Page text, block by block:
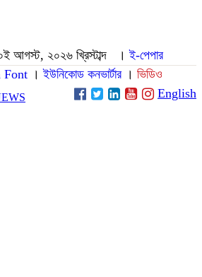
আগস্ট, ২০২৬ খ্রিস্টাব্দ ।ই-পেপার
Font ।ইউনিকোড কনভার্টার । ভিডিও
English